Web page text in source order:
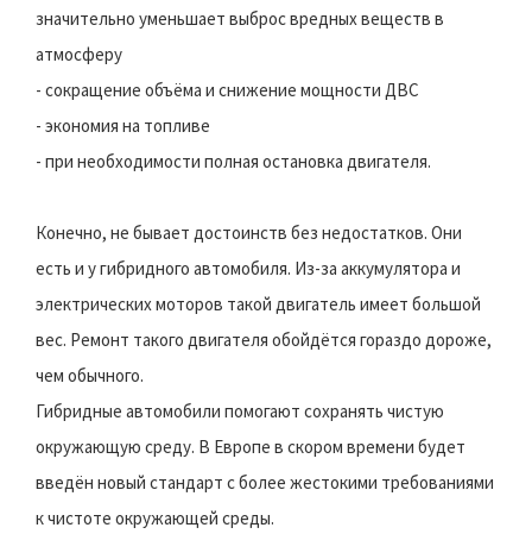
значительно уменьшает выброс вредных веществ в
атмосферу
- сокращение объёма и снижение мощности ДВС
- экономия на топливе
- при необходимости полная остановка двигателя.
Конечно, не бывает достоинств без недостатков. Они
есть и у гибридного автомобиля. Из-за аккумулятора и
электрических моторов такой двигатель имеет большой
вес. Ремонт такого двигателя обойдётся гораздо дороже,
чем обычного.
Гибридные автомобили помогают сохранять чистую
окружающую среду. В Европе в скором времени будет
введён новый стандарт с более жестокими требованиями
к чистоте окружающей среды.